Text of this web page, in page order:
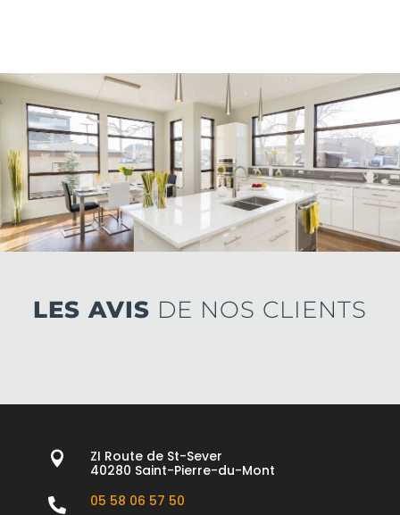
LES AVIS DE NOS CLIENTS

ZI Route de St-Sever
40280 Saint-Pierre-du-Mont
 05 58 06 57 50